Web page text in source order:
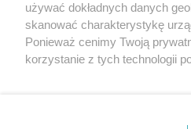
używać dokładnych danych
skanować charakterystykę
Ponieważ cenimy Twoją
korzystanie z tych technologii